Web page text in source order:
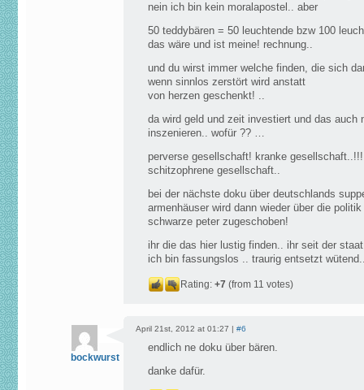
nein ich bin kein moralapostel.. aber
50 teddybären = 50 leuchtende bzw 100
das wäre und ist meine! rechnung..
und du wirst immer welche finden, die sich
wenn sinnlos zerstört wird anstatt
von herzen geschenkt! ..
da wird geld und zeit investiert und das auch
inszenieren.. wofür ?? …
perverse gesellschaft! kranke gesellschaft..!!!
schitzophrene gesellschaft..
bei der nächste doku über deutschlands
armenhäuser wird dann wieder über die
schwarze peter zugeschoben!
ihr die das hier lustig finden.. ihr seit der
ich bin fassungslos .. traurig entsetzt
Rating: +7 (from 11 votes)
bockwurst
April 21st, 2012 at 01:27 | #6
endlich ne doku über bären.
danke dafür.